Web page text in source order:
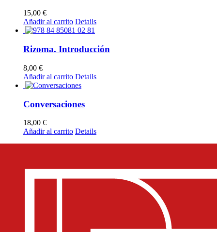
15,00 €
Añadir al carrito Details
Rizoma. Introducción
8,00 €
Añadir al carrito Details
Conversaciones
18,00 €
Añadir al carrito Details